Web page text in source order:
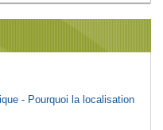
- Pourquoi la localisation